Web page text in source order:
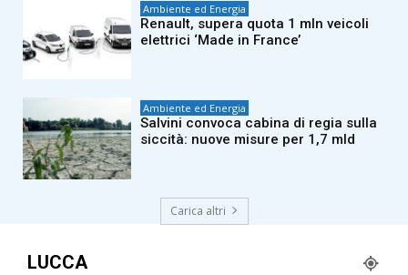
Ambiente ed Energia
Renault, supera quota 1 mln veicoli
elettrici ‘Made in France’
Ambiente ed Energia
Salvini convoca cabina di regia sulla
siccità: nuove misure per 1,7 mld
Carica altri
LUCCA